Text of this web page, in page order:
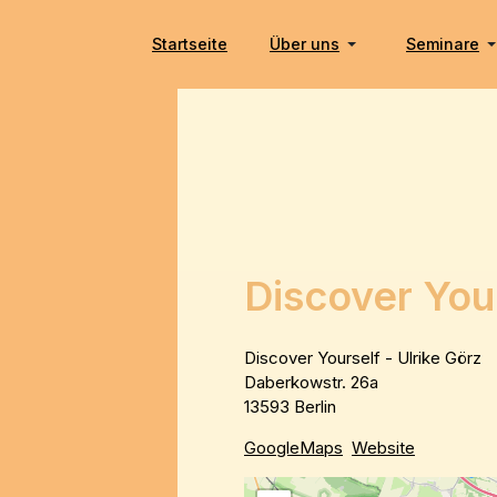
Startseite Über uns Seminare
Discover
Discover Yourself - Ulrike Görz
Daberkowstr. 26a
13593 Berlin
GoogleMaps Website